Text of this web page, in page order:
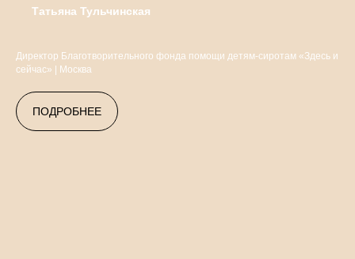
Татьяна Тульчинская
Директор Благотворительного фонда помощи детям-сиротам «Здесь и
сейчас» | Москва
ПОДРОБНЕЕ